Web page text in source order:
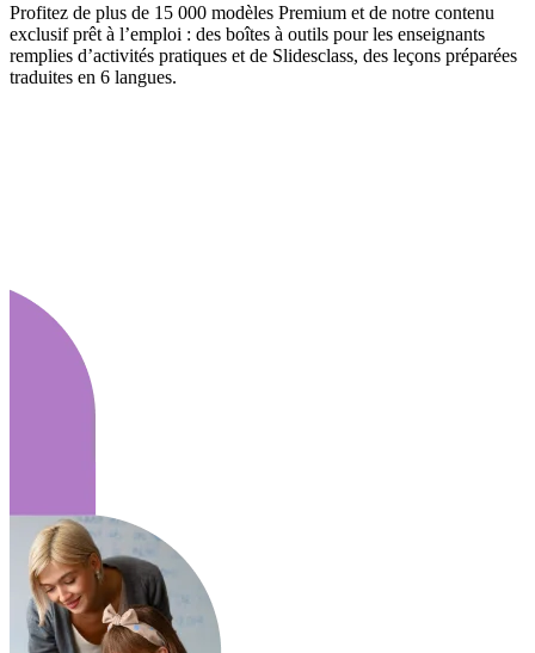
Profitez de plus de 15 000 modèles Premium et de notre contenu
exclusif prêt à l’emploi : des boîtes à outils pour les enseignants
remplies d’activités pratiques et de Slidesclass, des leçons préparées
traduites en 6 langues.